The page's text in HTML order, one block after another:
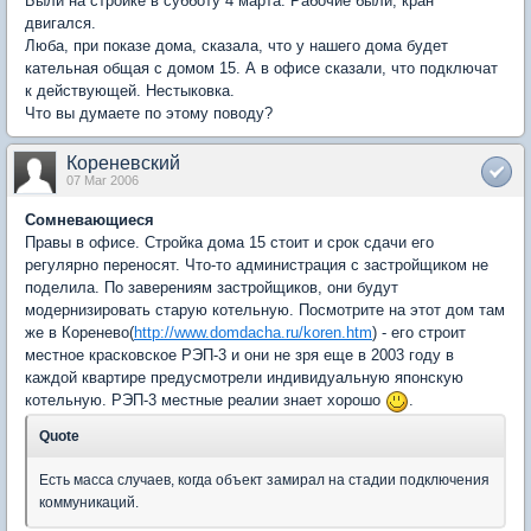
двигался.
Люба, при показе дома, сказала, что у нашего дома будет
кательная общая с домом 15. А в офисе сказали, что подключат
к действующей. Нестыковка.
Что вы думаете по этому поводу?
Кореневский
07 Mar 2006
Сомневающиеся
Правы в офисе. Стройка дома 15 стоит и срок сдачи его
регулярно переносят. Что-то администрация с застройщиком не
поделила. По заверениям застройщиков, они будут
модернизировать старую котельную. Посмотрите на этот дом там
же в Коренево(http://www.domdacha.ru/koren.htm) - его строит
местное красковское РЭП-3 и они не зря еще в 2003 году в
каждой квартире предусмотрели индивидуальную японскую
котельную. РЭП-3 местные реалии знает хорошо
.
Quote
Есть масса случаев, когда объект замирал на стадии подключения
коммуникаций.